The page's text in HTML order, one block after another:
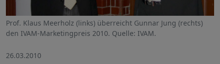
Prof. Klaus Meerholz (links) überreicht Gunnar Jung (rechts)
den IVAM-Marketingpreis 2010. Quelle: IVAM.
26.03.2010